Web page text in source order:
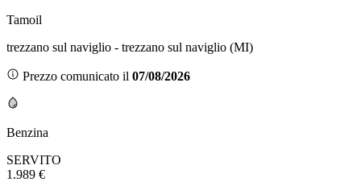
Tamoil
trezzano sul naviglio - trezzano sul naviglio (MI)
Prezzo comunicato il 07/08/2026
Benzina
SERVITO
1.989 €